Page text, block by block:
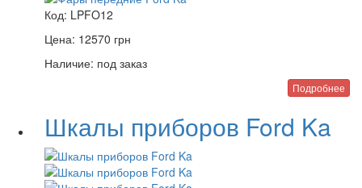
Код: LPFO12
Цена: 12570 грн
Наличие: под заказ
Подробнее
Шкалы приборов Ford Ka